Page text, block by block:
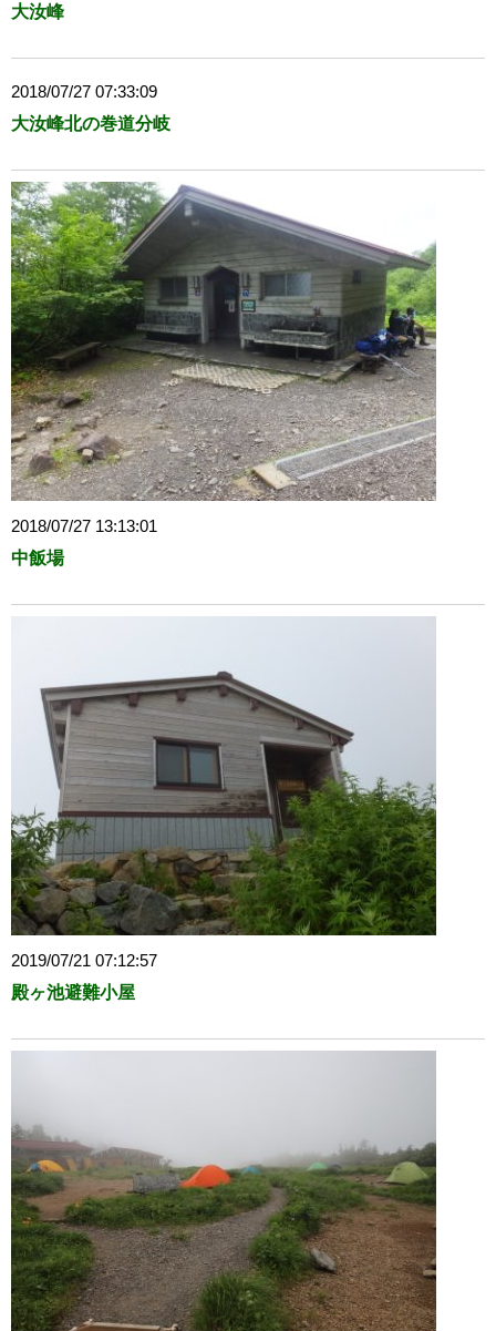
大汝峰
2018/07/27 07:33:09
大汝峰北の巻道分岐
2018/07/27 13:13:01
中飯場
2019/07/21 07:12:57
殿ヶ池避難小屋